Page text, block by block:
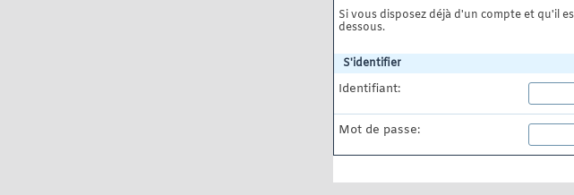
Si vous disposez déjà d'un compte et qu'il
dessous.
S'identifier
Identifiant:
Mot de passe: